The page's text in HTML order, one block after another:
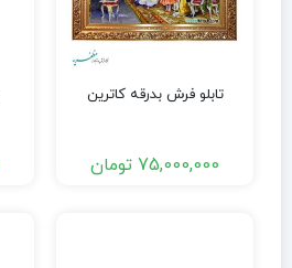
تابلو فرش بدرقه کاترین
75,000,000 تومان